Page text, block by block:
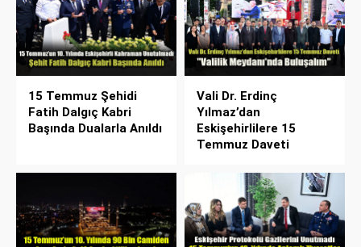
15 Temmuz Şehidi
Fatih Dalgıç Kabri
Başında Dualarla Anıldı
Vali Dr. Erdinç
Yılmaz’dan
Eskişehirlilere 15
Temmuz Daveti